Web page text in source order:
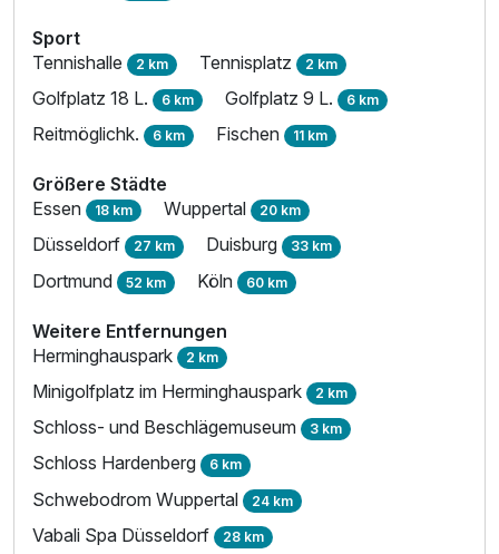
Für 3 Tage p.P. ab
Sport
Tennishalle 2 km Tennisplatz 2 km
Golfplatz 18 L. 6 km Golfplatz 9 L. 6 km
Reitmöglichk. 6 km Fischen 11 km
Größere Städte
Essen 18 km Wuppertal 20 km
Düsseldorf 27 km Duisburg 33 km
Dortmund 52 km Köln 60 km
Weitere Entfernungen
Herminghauspark 2 km
Minigolfplatz im Herminghauspark 2 km
Schloss- und Beschlägemuseum 3 km
Schloss Hardenberg 6 km
Schwebodrom Wuppertal 24 km
Vabali Spa Düsseldorf 28 km